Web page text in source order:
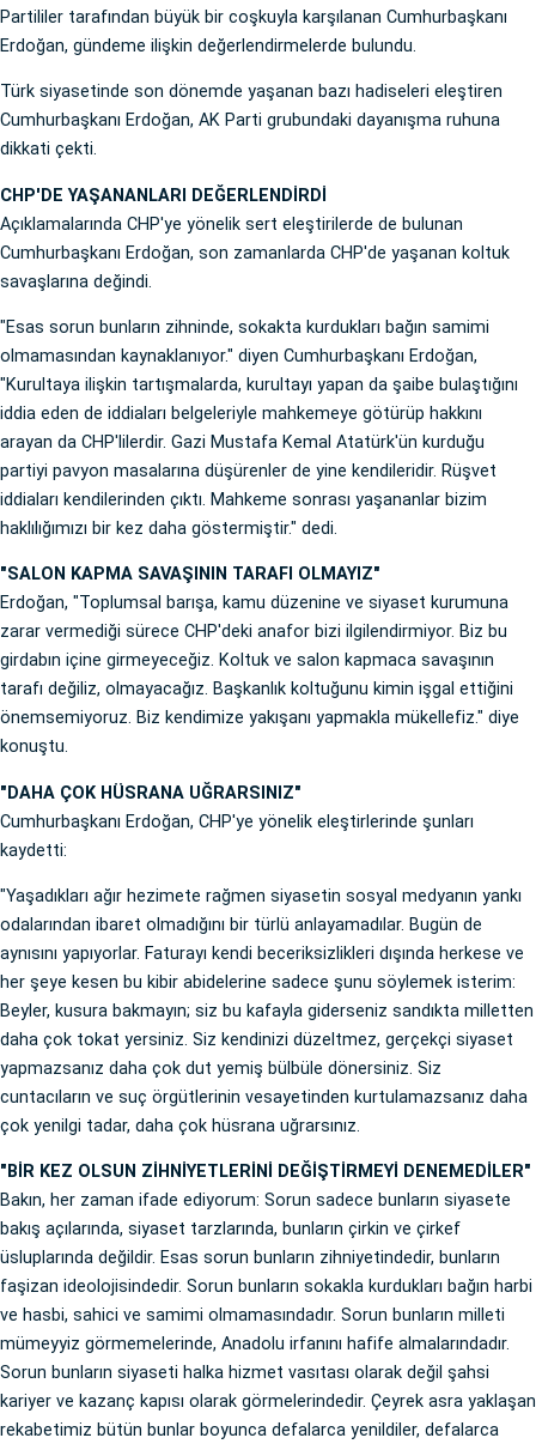
Partililer tarafından büyük bir coşkuyla karşılanan Cumhurbaşkanı
Erdoğan, gündeme ilişkin değerlendirmelerde bulundu.
Türk siyasetinde son dönemde yaşanan bazı hadiseleri eleştiren
Cumhurbaşkanı Erdoğan, AK Parti grubundaki dayanışma ruhuna
dikkati çekti.
CHP'DE YAŞANANLARI DEĞERLENDİRDİ
Açıklamalarında CHP'ye yönelik sert eleştirilerde de bulunan
Cumhurbaşkanı Erdoğan, son zamanlarda CHP'de yaşanan koltuk
savaşlarına değindi.
"Esas sorun bunların zihninde, sokakta kurdukları bağın samimi
olmamasından kaynaklanıyor." diyen Cumhurbaşkanı Erdoğan,
"Kurultaya ilişkin tartışmalarda, kurultayı yapan da şaibe bulaştığını
iddia eden de iddiaları belgeleriyle mahkemeye götürüp hakkını
arayan da CHP'lilerdir. Gazi Mustafa Kemal Atatürk'ün kurduğu
partiyi pavyon masalarına düşürenler de yine kendileridir. Rüşvet
iddiaları kendilerinden çıktı. Mahkeme sonrası yaşananlar bizim
haklılığımızı bir kez daha göstermiştir." dedi.
"SALON KAPMA SAVAŞININ TARAFI OLMAYIZ"
Erdoğan, "Toplumsal barışa, kamu düzenine ve siyaset kurumuna
zarar vermediği sürece CHP'deki anafor bizi ilgilendirmiyor. Biz bu
girdabın içine girmeyeceğiz. Koltuk ve salon kapmaca savaşının
tarafı değiliz, olmayacağız. Başkanlık koltuğunu kimin işgal ettiğini
önemsemiyoruz. Biz kendimize yakışanı yapmakla mükellefiz." diye
konuştu.
"DAHA ÇOK HÜSRANA UĞRARSINIZ"
Cumhurbaşkanı Erdoğan, CHP'ye yönelik eleştirlerinde şunları
kaydetti:
"Yaşadıkları ağır hezimete rağmen siyasetin sosyal medyanın yankı
odalarından ibaret olmadığını bir türlü anlayamadılar. Bugün de
aynısını yapıyorlar. Faturayı kendi beceriksizlikleri dışında herkese ve
her şeye kesen bu kibir abidelerine sadece şunu söylemek isterim:
Beyler, kusura bakmayın; siz bu kafayla giderseniz sandıkta milletten
daha çok tokat yersiniz. Siz kendinizi düzeltmez, gerçekçi siyaset
yapmazsanız daha çok dut yemiş bülbüle dönersiniz. Siz
cuntacıların ve suç örgütlerinin vesayetinden kurtulamazsanız daha
çok yenilgi tadar, daha çok hüsrana uğrarsınız.
"BİR KEZ OLSUN ZİHNİYETLERİNİ DEĞİŞTİRMEYİ DENEMEDİLER"
Bakın, her zaman ifade ediyorum: Sorun sadece bunların siyasete
bakış açılarında, siyaset tarzlarında, bunların çirkin ve çirkef
üsluplarında değildir. Esas sorun bunların zihniyetindedir, bunların
faşizan ideolojisindedir. Sorun bunların sokakla kurdukları bağın harbi
ve hasbi, sahici ve samimi olmamasındadır. Sorun bunların milleti
mümeyyiz görmemelerinde, Anadolu irfanını hafife almalarındadır.
Sorun bunların siyaseti halka hizmet vasıtası olarak değil şahsi
kariyer ve kazanç kapısı olarak görmelerindedir. Çeyrek asra yaklaşan
rekabetimiz bütün bunlar boyunca defalarca yenildiler, defalarca